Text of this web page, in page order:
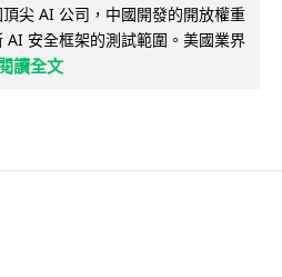
尖 AI 公司，中國開發的開放權重
AI 安全框架的測試範圍。美國業界
讀全文